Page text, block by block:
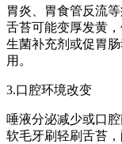
胃炎、胃食管反流
舌苔可能变厚发黄
生菌补充剂或促胃
用。
3.口腔环境改变
唾液分泌减少或口
软毛牙刷轻刷舌苔